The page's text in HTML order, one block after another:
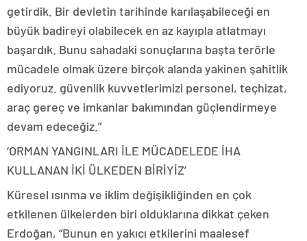
getirdik. Bir devletin tarihinde karılaşabileceği en
büyük badireyi olabilecek en az kayıpla atlatmayı
başardık. Bunu sahadaki sonuçlarına başta terörle
mücadele olmak üzere birçok alanda yakinen şahitlik
ediyoruz. güvenlik kuvvetlerimizi personel, teçhizat,
araç gereç ve imkanlar bakımından güçlendirmeye
devam edeceğiz.”
‘ORMAN YANGINLARI İLE MÜCADELEDE İHA
KULLANAN İKİ ÜLKEDEN BİRİYİZ’
Küresel ısınma ve iklim değişikliğinden en çok
etkilenen ülkelerden biri olduklarına dikkat çeken
Erdoğan, “Bunun en yakıcı etkilerini maalesef